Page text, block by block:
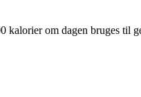
om dagen bruges til